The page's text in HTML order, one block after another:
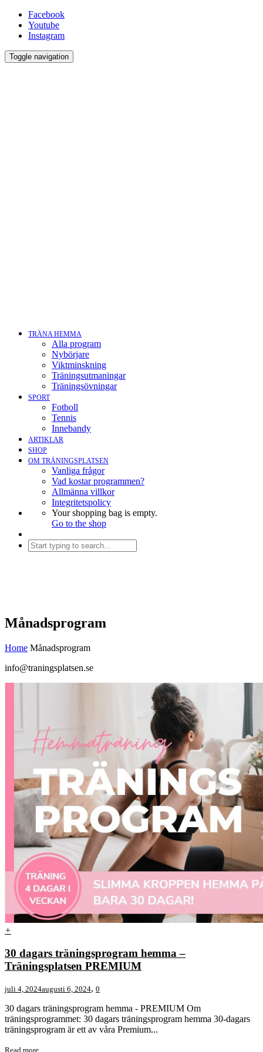
Facebook
Youtube
Instagram
Toggle navigation
TRÄNA HEMMA
Alla program
Nybörjare
Viktminskning
Träningsutmaningar
Träningsövningar
SPORT
Fotboll
Tennis
Innebandy
ARTIKLAR
SHOP
OM TRÄNINGSPLATSEN
Vanliga frågor
Vad kostar programmen?
Allmänna villkor
Integritetspolicy
Your shopping bag is empty.
Go to the shop
Månadsprogram
Home Månadsprogram
info@traningsplatsen.se
+
30 dagars träningsprogram hemma –
Träningsplatsen PREMIUM
juli 4, 2024augusti 6, 2024, 0
30 dagars träningsprogram hemma - PREMIUM Om
träningsprogrammet: 30 dagars träningsprogram hemma 30-dagars
träningsprogram är ett av våra Premium...
Read more